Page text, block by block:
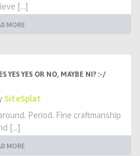
[...]
MORE
YES YES OR NO, MAYBE NI? :-/
SiteSplat
Period. Fine craftmanship
[...]
MORE